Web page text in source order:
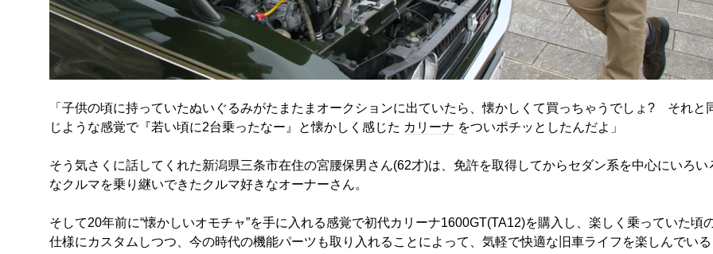
「子供の頃に持っていたぬいぐるみがたまたまオークションに出ていたら、懐かしくて買っちゃうでしょ? それと
じような感覚で『若い頃に2台乗ったなー』と懐かしく感じた カリーナ をついポチッとしたんだよ」
そう気さくに話してくれた新潟県三条市在住の宮腰保男さん(62才)は、免許を取得してからセダン系を中心にいろい
なクルマを乗り継いできたクルマ好きなオーナーさん。
そして20年前に“懐かしいオモチャ”を手に入れる感覚で初代カリーナ1600GT(TA12)を購入し、楽しく乗っていた頃
仕様にカスタムしつつ、今の時代の機能パーツも取り入れることによって、気軽で快適な旧車ライフを楽しんでいる